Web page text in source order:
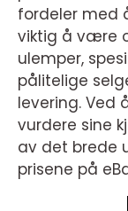
fordeler med
viktig å være
ulemper,
pålitelige
levering. Ved
vurdere sine
av det brede
prisene på